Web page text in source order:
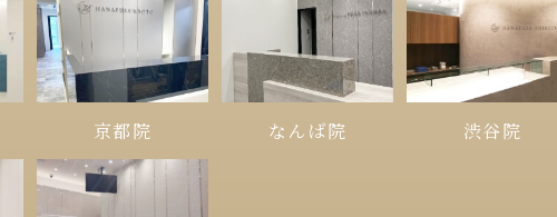
京都院 なんば院 渋谷院